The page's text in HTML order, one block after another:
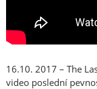
16.10. 2017 – The
video poslední